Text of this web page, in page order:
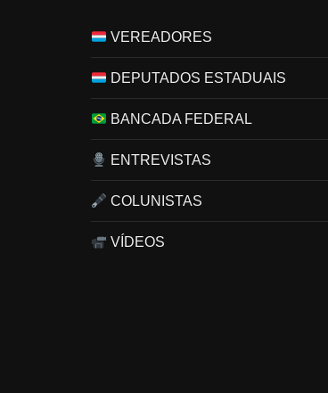
VEREADORES
DEPUTADOS ESTADUAIS
BANCADA FEDERAL
ENTREVISTAS
COLUNISTAS
VÍDEOS